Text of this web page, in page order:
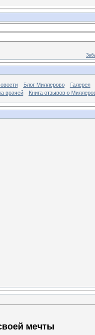
Блог Миллерово
Галерея
врачей
Книга отзывов о
мечты